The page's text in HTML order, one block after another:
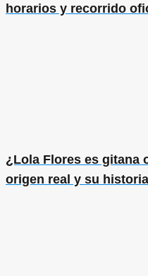
horarios y recorrido
¿Lola Flores es gitana
origen real y su historia